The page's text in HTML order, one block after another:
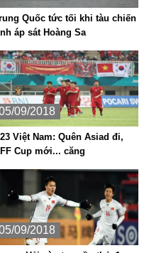
Quốc tức tối khi tàu chiến
áp sát Hoàng Sa
09/2018
Việt Nam: Quên Asiad đi,
Cup mới... căng
09/2018